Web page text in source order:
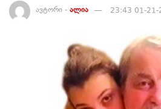
ავტორი - ალია 23:43 01-21-